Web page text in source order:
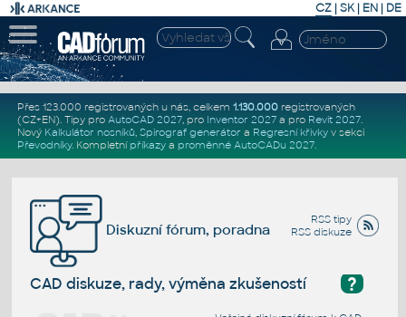
CZ | SK| EN | DE
Přes 123.000 registrovaných u nás, celkem 1.130.000registrovaných
(CZ+EN). Tipy pro AutoCAD 2027, pro Inventor 2027a pro Revit 2027.
Nový Kalkulátor nosníků, Spirograf generátor a Regresní křivkyv sekci
Převodníky. Kompletní příkazya proměnné AutoCADu 2027.
RSS tipy
RSS diskuze
Diskuzní fórum, poradna
?
CAD diskuze, rady, výměna zkušeností